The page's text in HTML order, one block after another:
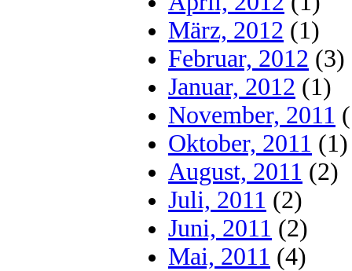
März, 2012 (1)
Februar, 2012 (3)
Januar, 2012 (1)
November, 2011
Oktober, 2011 (1)
August, 2011 (2)
Juli, 2011 (2)
Juni, 2011 (2)
Mai, 2011 (4)